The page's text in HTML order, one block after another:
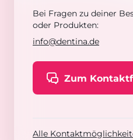
Bei Fragen zu deiner
oder Produkten:
info@dentina.de
Zum
Alle